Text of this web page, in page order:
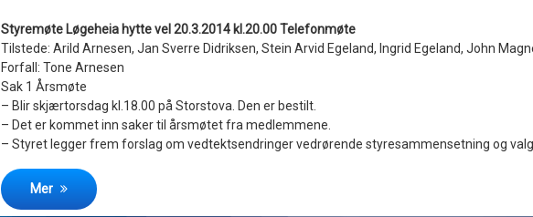
Styremøte Løgeheia hytte vel 20.3.2014 kl.20.00 Telefonmøte
Tilstede: Arild Arnesen, Jan Sverre Didriksen, Stein Arvid Egeland, Ingrid Egeland, John
Forfall: Tone Arnesen
Sak 1 Årsmøte
– Blir skjærtorsdag kl.18.00 på Storstova. Den er bestilt.
– Det er kommet inn saker til årsmøtet fra medlemmene.
– Styret legger frem forslag om vedtektsendringer vedrørende styresammensetning og
Mer